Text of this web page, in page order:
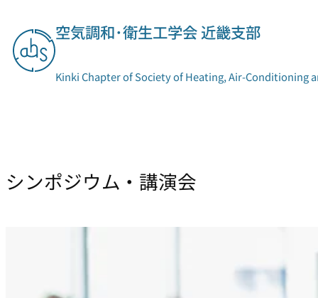
空気調和･衛生工学会 近畿支部
Kinki Chapter of Society of Heating, Air-Conditioning
シンポジウム・講演会